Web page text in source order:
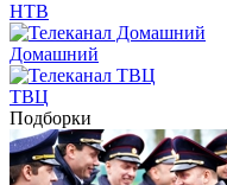
НТВ
Домашний
ТВЦ
Подборки